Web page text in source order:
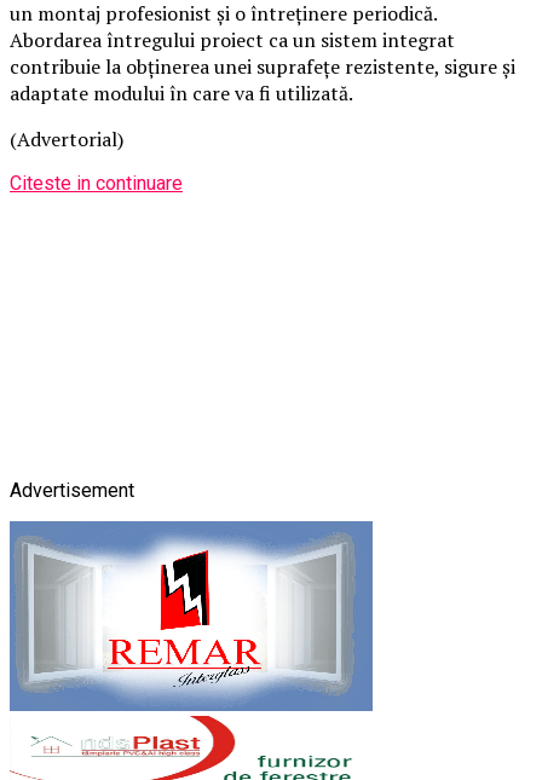
un montaj profesionist și o întreținere periodică.
Abordarea întregului proiect ca un sistem integrat
contribuie la obținerea unei suprafețe rezistente, sigure și
adaptate modului în care va fi utilizată.
(Advertorial)
Citeste in continuare
Advertisement